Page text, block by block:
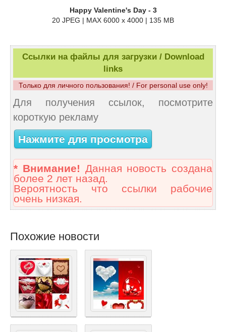
Happy Valentine's Day - 3
20 JPEG | MAX 6000 x 4000 | 135 MB
Ссылки на файлы для загрузки / Download
links
Только для личного пользования! / For personal use only!
Для получения ссылок, посмотрите
короткую рекламу
Нажмите для просмотра
* Внимание! Данная новость создана
более 2 лет назад.
Вероятность что ссылки рабочие
очень низкая.
Похожие новости